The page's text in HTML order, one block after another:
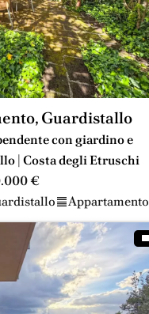
Guardistallo
con giardino e
| Costa degli Etruschi
€
Appartamento